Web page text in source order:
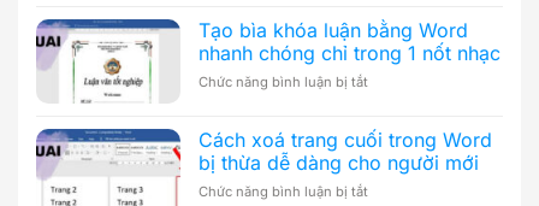
nhỏ
chi
tiết
cho
em
hàng
và
Cách
làm
chi
tiết
Tạo bìa khóa luận bằng Word
nhanh chóng chỉ trong 1 nốt nhạc
Chức năng bình luận bị tắtở
khóa
luận
Cách xoá trang cuối trong Word
bị thừa dễ dàng cho người mới
Chức năng bình luận bị tắtở